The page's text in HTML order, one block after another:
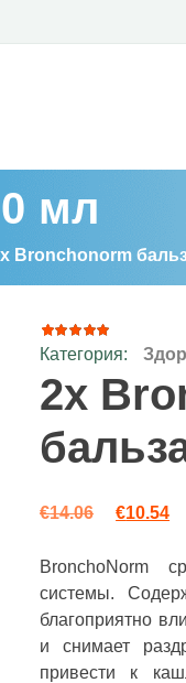
мл
Bronchonorm
Рейтинг
4.86
из
5 на
основе
опроса
7
пользователей
Категория:
2x
€14.06 €10.54
BronchoNorm
системы.
благоприятно
и снимает
привести к